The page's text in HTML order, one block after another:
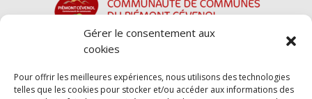
Gérer le consentement aux
cookies
Pour offrir les meilleures expériences, nous utilisons des technologies
telles que les cookies pour stocker et/ou accéder aux informations des